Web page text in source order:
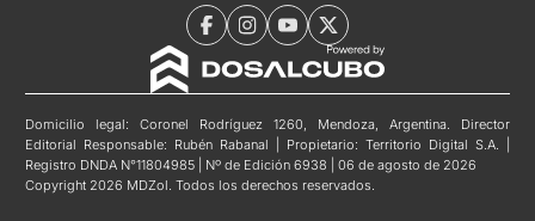
Domicilio legal: Coronel Rodríguez 1260, Mendoza, Argentina. Director
Editorial Responsable: Rubén Rabanal | Propietario: Territorio Digital S.A. |
Registro DNDA N°11804985 | Nº de Edición 6938 | 06 de agosto de 2026
Copyright 2026 MDZol. Todos los derechos reservados.